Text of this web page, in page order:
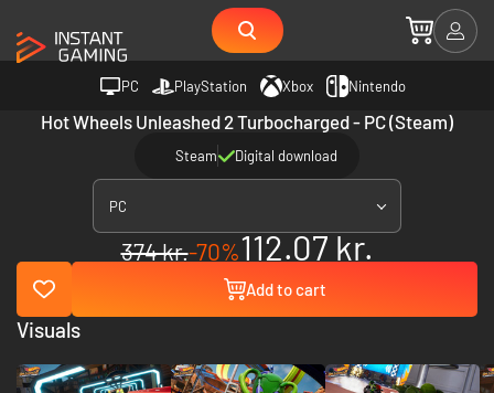
PC PlayStation Xbox Nintendo
Hot Wheels Unleashed 2 Turbocharged - PC (Steam)
Steam Digital download
PC
374 kr.-70%112.07 kr.
Add to cart
Visuals